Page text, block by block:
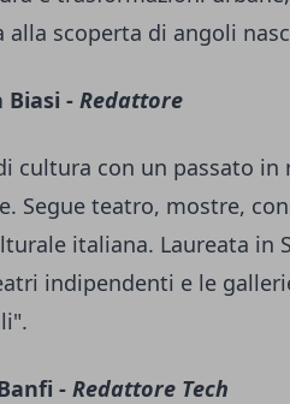
alla scoperta di angoli
Biasi - Redattore
cultura con un passato
Segue teatro, mostre,
italiana. Laureata in
indipendenti e le
- Redattore Tech